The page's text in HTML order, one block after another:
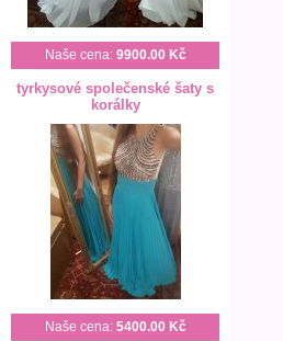
Naše cena: 9900.00 Kč
tyrkysové společenské šaty s
korálky
Naše cena: 5400.00 Kč